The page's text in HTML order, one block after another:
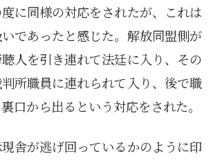
に同様の対応をされたが、これは
であったと感じた。解放同盟側が
人を引き連れて法廷に入り、その
所職員に連れられて入り、後で職
口から出るという対応をされた。
舎が逃げ回っているかのように印